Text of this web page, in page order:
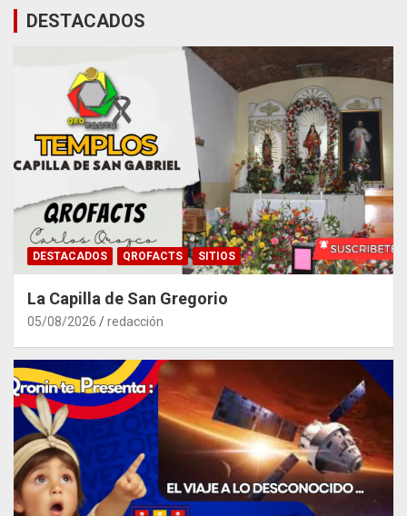
DESTACADOS
DESTACADOS QROFACTS SITIOS
La Capilla de San Gregorio
05/08/2026 redacción